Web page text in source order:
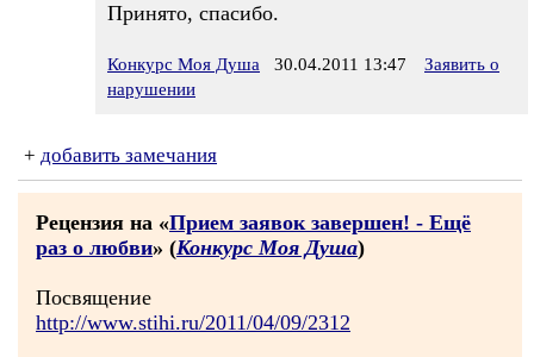
Принято, спасибо.
Конкурс Моя Душа 30.04.2011 13:47
Заявить о
нарушении
+ добавить замечания
Рецензия на «Прием заявок завершен! - Ещё
раз о любви» (Конкурс Моя Душа)
Посвящение
http://www.stihi.ru/2011/04/09/2312